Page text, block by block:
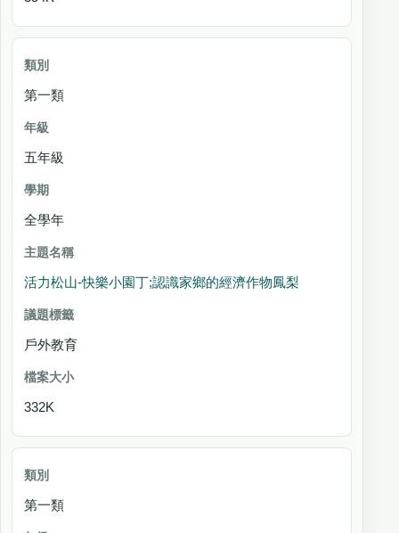
第一類
五年級
全學年
活力松山-快樂小園丁;認識家鄉的經濟作物鳳梨
戶外教育
332K
第一類